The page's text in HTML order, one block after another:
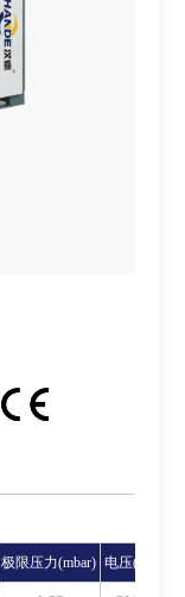
极限压力(mbar) 电压(V)